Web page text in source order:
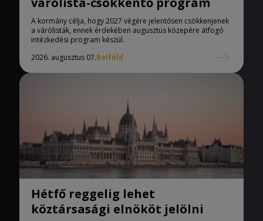
A kormány célja, hogy 2027 végére jelentősen csökkenjenek
a várólisták, ennek érdekében augusztus közepére átfogó
intézkedési program készül.
2026. augusztus 07.Belföld
Hétfő reggelig lehet
köztársasági elnököt jelölni